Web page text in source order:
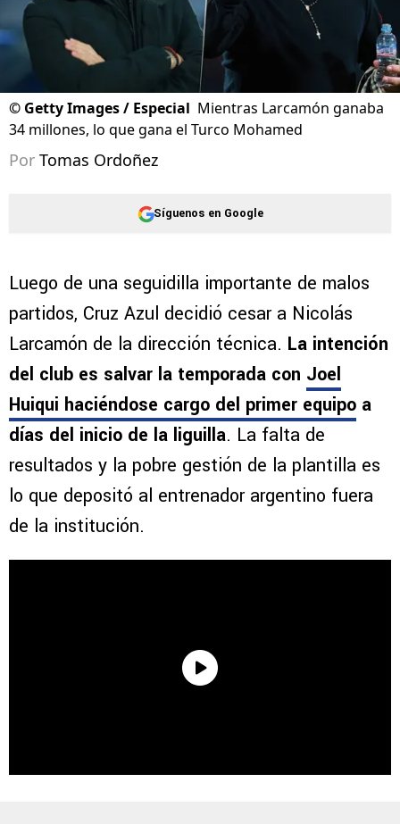
© Getty Images / Especial Mientras Larcamón ganaba
34 millones, lo que gana el Turco Mohamed
Por Tomas Ordoñez
Síguenos en Google
Luego de una seguidilla importante de malos
partidos, Cruz Azul decidió cesar a Nicolás
Larcamón de la dirección técnica. La intención
del club es salvar la temporada con Joel
Huiqui haciéndose cargo del primer equipo a
días del inicio de la liguilla. La falta de
resultados y la pobre gestión de la plantilla es
lo que depositó al entrenador argentino fuera
de la institución.